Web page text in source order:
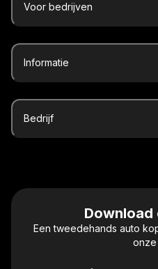
Voor bedrijven
Informatie
Bedrijf
Download
Een tweedehands auto
onze